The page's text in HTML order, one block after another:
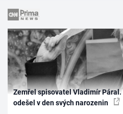
Zemřel spisovatel Vladimír
odešel v den svých narozenin